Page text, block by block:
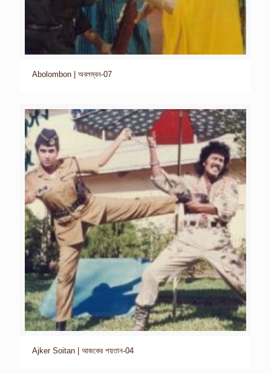
Abolombon | অবলম্বন-07
Ajker Soitan | আজকের শয়তান-04